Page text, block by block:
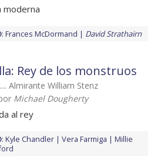
moderna
: Frances McDormand David Strathairn
Rey de los monstruos
Almirante William Stenz
Michael Dougherty
al rey
: Kyle Chandler Vera Farmiga
Millie